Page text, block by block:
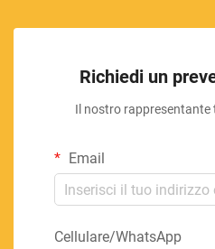
Richiedi un
Il nostro rappresentante
Email
Cellulare/WhatsApp